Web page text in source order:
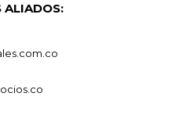
ALIADOS: